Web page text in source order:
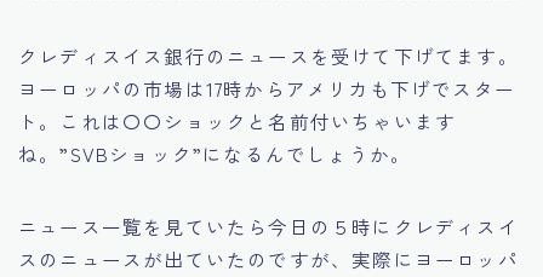
運営者情報
クレディスイス銀行のニュースを受けて下げてます。
ヨーロッパの市場は17時からアメリカも下げでスター
ト。これは〇〇ショックと名前付いちゃいます
ね。”SVBショック”になるんでしょうか。
ニュース一覧を見ていたら今日の５時にクレディスイ
スのニュースが出ていたのですが、実際にヨーロッパ